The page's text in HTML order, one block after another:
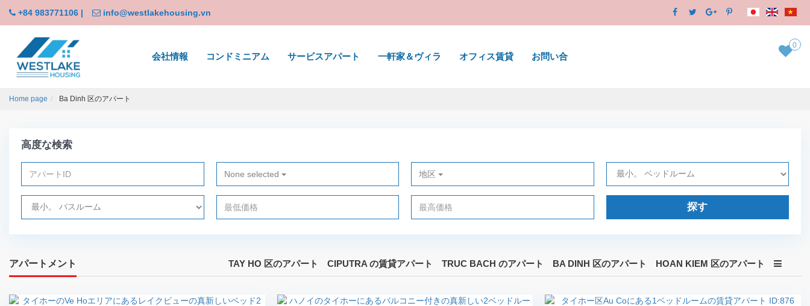
+84 983771106 | info@westlakehousing.vn
会社情報 コンドミニアム サービスアパート 一軒家＆ヴィラ オフィス賃貸 お問い合
0
Home page Ba Dinh 区のアパート
高度な検索
None selected 地区
探す
アパートメント TAY HO 区のアパート CIPUTRA の賃貸アパート TRUC BACH のアパート BA DINH 区のアパート HOAN KIEM 区のアパート